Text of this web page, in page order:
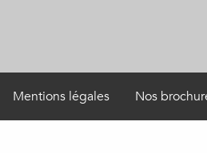
Mentions légales Nos